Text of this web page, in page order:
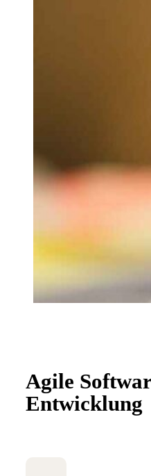
Agile
Entwicklung